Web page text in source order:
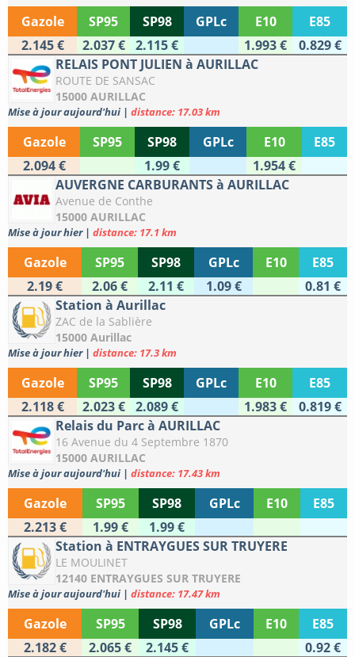
Gazole SP95 SP98 GPLc E10
E85
2.145 €
2.037 € 2.115 € 1.993 €
0.829 €
RELAIS PONT JULIEN à AURILLAC
ROUTE DE SANSAC
15000 AURILLAC
Mise à jour aujourd'hui | distance: 17.03 km
Gazole SP95 SP98 GPLc E10
E85
2.094 €
1.99 €
1.954 €
AUVERGNE CARBURANTS à AURILLAC
Avenue de Conthe
15000 AURILLAC
Mise à jour hier | distance: 17.1 km
Gazole SP95 SP98 GPLc E10
E85
2.19 €
2.06 € 2.11 € 1.09 €
0.81 €
Station à Aurillac
ZAC de la Sablière
15000 Aurillac
Mise à jour hier | distance: 17.3 km
Gazole SP95 SP98 GPLc E10
E85
2.118 €
2.023 € 2.089 € 1.983 €
0.819 €
Relais du Parc à AURILLAC
16 Avenue du 4 Septembre 1870
15000 AURILLAC
Mise à jour aujourd'hui | distance: 17.43 km
Gazole SP95 SP98 GPLc E10
E85
2.213 €
1.99 €
1.99 €
Station à ENTRAYGUES SUR TRUYERE
LE MOULINET
12140 ENTRAYGUES SUR TRUYERE
Mise à jour aujourd'hui | distance: 17.47 km
Gazole SP95 SP98 GPLc E10
E85
2.182 €
2.065 € 2.145 € 0.92 €